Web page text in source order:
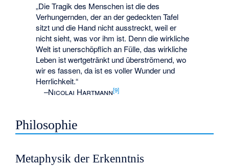
„Die Tragik des Menschen ist die des
Verhungernden, der an der gedeckten Tafel
sitzt und die Hand nicht ausstreckt, weil er
nicht sieht, was vor ihm ist. Denn die wirkliche
Welt ist unerschöpflich an Fülle, das wirkliche
Leben ist wertgetränkt und überströmend, wo
wir es fassen, da ist es voller Wunder und
Herrlichkeit.“
–Nicolai Hartmann[9]
Philosophie
Metaphysik der Erkenntnis